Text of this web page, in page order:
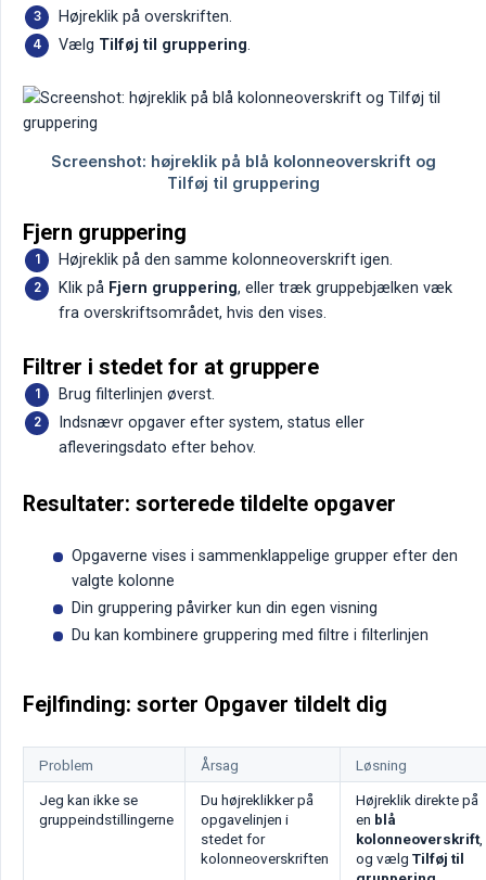
Højreklik på overskriften.
Vælg Tilføj til gruppering.
Fjern gruppering
Højreklik på den samme kolonneoverskrift igen.
Klik på Fjern gruppering, eller træk gruppebjælken væk
fra overskriftsområdet, hvis den vises.
Filtrer i stedet for at gruppere
Brug filterlinjen øverst.
Indsnævr opgaver efter system, status eller
afleveringsdato efter behov.
Resultater: sorterede tildelte opgaver
Opgaverne vises i sammenklappelige grupper efter den
valgte kolonne
Din gruppering påvirker kun din egen visning
Du kan kombinere gruppering med filtre i filterlinjen
Fejlfinding: sorter Opgaver tildelt dig
Problem Årsag
Løsning
Jeg kan ikke se
gruppeindstillingerne
Du højreklikker på
opgavelinjen i
stedet for
kolonneoverskriften
Højreklik direkte på
en blå
kolonneoverskrift,
og vælg Tilføj til